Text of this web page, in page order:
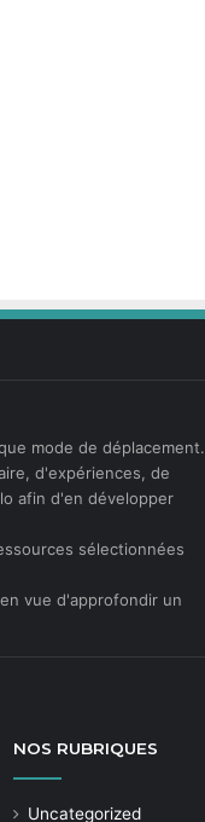
mode de déplacement.
d'expériences, de
afin d'en développer
sélectionnées
vue d'approfondir un
NOS RUBRIQUES
Uncategorized